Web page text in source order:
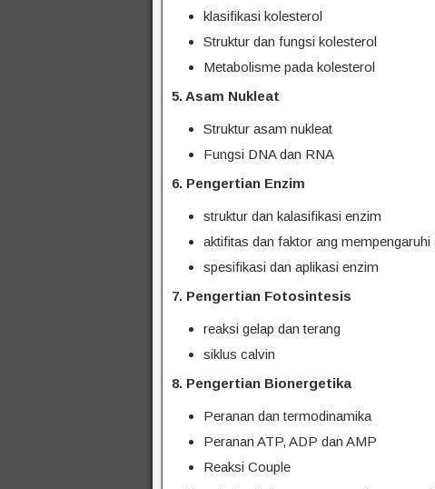
klasifikasi kolesterol
Struktur dan fungsi kolesterol
Metabolisme pada kolesterol
5. Asam Nukleat
Struktur asam nukleat
Fungsi DNA dan RNA
6. Pengertian Enzim
struktur dan kalasifikasi enzim
aktifitas dan faktor ang mempengaruhi
spesifikasi dan aplikasi enzim
7. Pengertian Fotosintesis
reaksi gelap dan terang
siklus calvin
8. Pengertian Bionergetika
Peranan dan termodinamika
Peranan ATP, ADP dan AMP
Reaksi Couple